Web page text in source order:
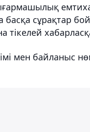
басқа сұрақтар
тікелей
мен байланыс